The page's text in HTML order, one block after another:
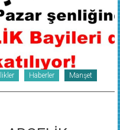
Haberler Manşet